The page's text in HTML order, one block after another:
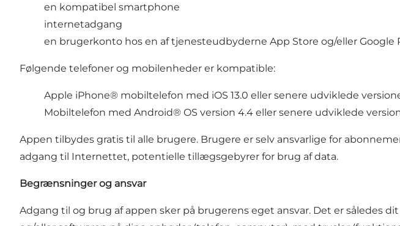
en kompatibel smartphone
internetadgang
en brugerkonto hos en af tjenesteudbyderne App Store og/eller Google
Følgende telefoner og mobilenheder er kompatible:
Apple iPhone® mobiltelefon med iOS 13.0 eller senere udviklede
Mobiltelefon med Android® OS version 4.4 eller senere udviklede
Appen tilbydes gratis til alle brugere. Brugere er selv ansvarlige for
adgang til Internettet, potentielle tillægsgebyrer for brug af data.
Begrænsninger og ansvar
Adgang til og brug af appen sker på brugerens eget ansvar. Det er således